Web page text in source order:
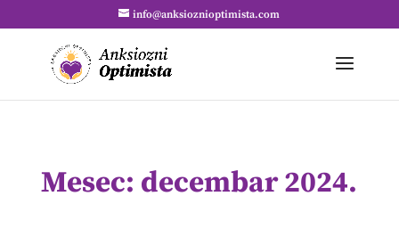
info@anksioznioptimista.com
Mesec: decembar 2024.